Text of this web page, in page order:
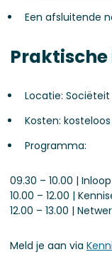
Een afsluitende
Locatie:
Kosten: kosteloos
Programma:
09.30 – 10.00 | Inloop
10.00 – 12.00 |
12.00 – 13.00 |
Meld je aan via